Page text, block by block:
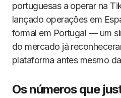
portuguesas a operar na
lançado operações em
formal em Portugal — um
do mercado já
plataforma antes mesmo
Os números que